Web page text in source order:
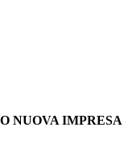
NUOVA IMPRESA